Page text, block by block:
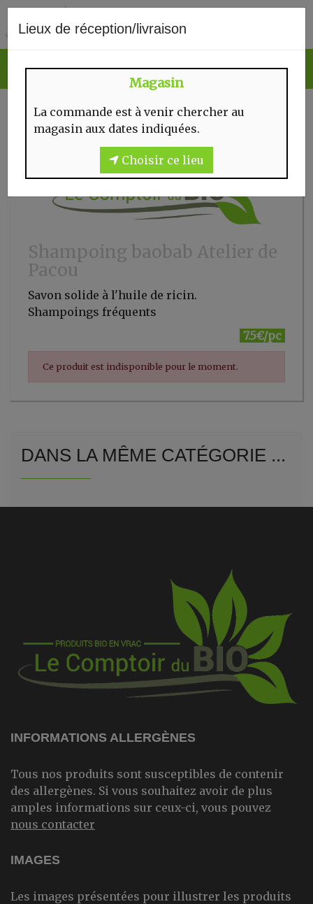
Lieux de réception/livraison
Magasin
La commande est à venir chercher au
magasin aux dates indiquées.
Choisir ce lieu
Shampoing baobab Atelier de
Pacou
Savon solide à l'huile de ricin.
Shampoings fréquents
7.5€/pc
Ce produit est indisponible pour le moment.
DANS LA MÊME CATÉGORIE ...
INFORMATIONS ALLERGÈNES
Tous nos produits sont susceptibles de contenir
des allergènes. Si vous souhaitez avoir de plus
amples informations sur ceux-ci, vous pouvez
nous contacter
IMAGES
Les images présentées pour illustrer les produits